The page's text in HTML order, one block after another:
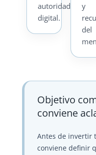
autoridad
digital.
y
del
Objetivo
conviene
Antes de invertir
conviene definir